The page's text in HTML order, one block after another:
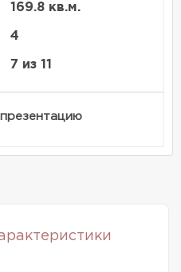
169.8 кв.м.
4
7 из 11